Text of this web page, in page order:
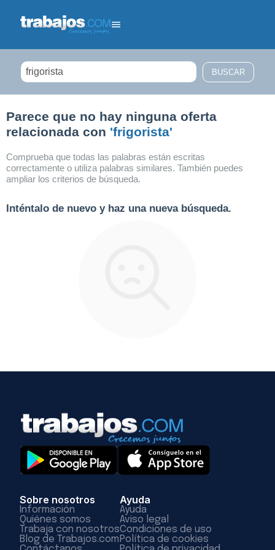
Parece que no hay ninguna oferta
relacionada con 'frigorista'
Comprueba que todas las palabras están escritas
correctamente o utiliza palabras similares. También puedes
ampliar los criterios de búsqueda.
Inténtalo de nuevo y haz una nueva búsqueda.
Sobre nosotros
Información
Quiénes somos
Trabaja con nosotros
Blog de Trabajos.com
Ayuda
Ayuda
Aviso legal
Condiciones de uso
Política de cookies